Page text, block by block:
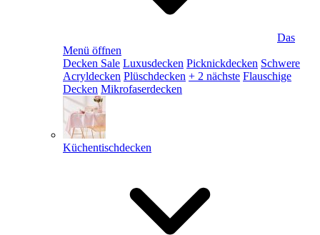
Das
Menü öffnen
Decken Sale Luxusdecken Picknickdecken Schwere
Acryldecken Plüschdecken + 2 nächste Flauschige
Decken Mikrofaserdecken
Küchentischdecken